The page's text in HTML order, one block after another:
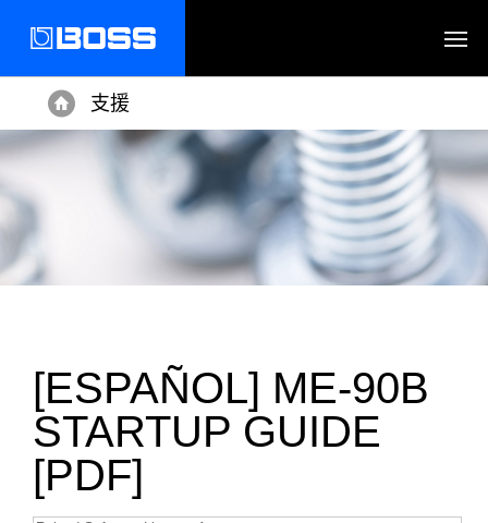
Home
支援
[ESPAÑOL] ME-90B
STARTUP GUIDE
[PDF]